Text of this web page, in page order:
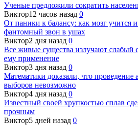
Ученые предложили сократить
Виктор12 часов назад 0
От паники к балансу: как мозг учится
фантомный звон в ушах
Виктор2 дня назад 0
Все живые существа излучают слабый
ему применение
Виктор3 дня назад 0
Математики доказали, что проведение
выборов невозможно
Виктор4 дня назад 0
Известный своей хрупкостью сплав
прочным
Виктор5 дней назад 0